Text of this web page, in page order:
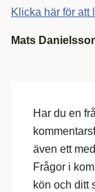
Klicka här för att
Mats
Har du en
även ett
Frågor i
kön och ditt